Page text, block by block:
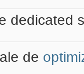
dedicated
de